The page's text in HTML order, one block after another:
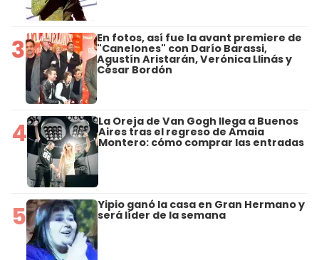
3 En fotos, así fue la avant premiere de
"Canelones" con Darío Barassi,
Agustín Aristarán, Verónica Llinás y
César Bordón
4 La Oreja de Van Gogh llega a Buenos
Aires tras el regreso de Amaia
Montero: cómo comprar las entradas
5 Yipio ganó la casa en Gran Hermano y
será líder de la semana